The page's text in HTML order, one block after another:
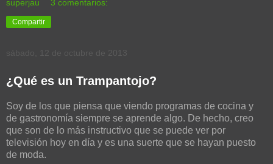
superjau 3 comentarios:
Compartir
sábado, 12 de octubre de 2013
¿Qué es un Trampantojo?
Soy de los que piensa que viendo programas de cocina y
de gastronomía siempre se aprende algo. De hecho, creo
que son de lo más instructivo que se puede ver por
televisión hoy en día y es una suerte que se hayan puesto
de moda.